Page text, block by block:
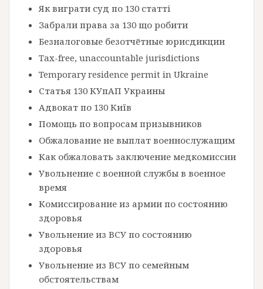
Як виграти суд по 130 статті
Забрали права за 130 що робити
Безналоговые безотчётные юрисдикции
Tax-free, unaccountable jurisdictions
Temporary residence permit in Ukraine
Статья 130 КУпАП Украины
Адвокат по 130 Київ
Помощь по вопросам призывников
Обжалование не выплат военнослужащим
Как обжаловать заключение медкомиссии
Увольнение с военной службы в военное
время
Комиссирование из армии по состоянию
здоровья
Увольнение из ВСУ по состоянию
здоровья
Увольнение из ВСУ по семейным
обстоятельствам